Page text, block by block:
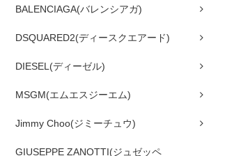
BALENCIAGA(バレンシアガ)
DSQUARED2(ディースクエアード)
DIESEL(ディーゼル)
MSGM(エムエスジーエム)
Jimmy Choo(ジミーチュウ)
GIUSEPPE ZANOTTI(ジュゼッペ